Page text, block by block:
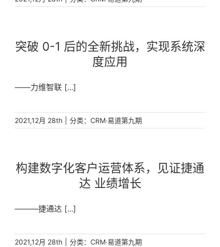
力捷通达实现线上收入月入百万，真正见证了客户数字
突破 0-1 后的全新挑战，实现系统深
度应用
——力维智联 [...]
2021,12月 28th 分类： CRM·易道第九期
构建数字化客户运营体系，见证捷通
达 业绩增长
———捷通达 [...]
2021,12月 28th 分类： CRM·易道第九期